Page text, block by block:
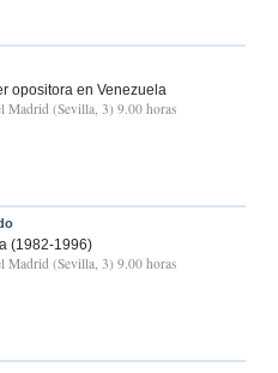
opositora en Venezuela
Madrid (Sevilla, 3) 9.00 horas
(1982-1996)
Madrid (Sevilla, 3) 9.00 horas